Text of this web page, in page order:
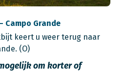
Campo Grande
keert u weer terug naar
(O)
om korter of